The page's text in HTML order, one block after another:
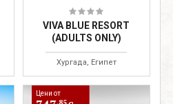
VIVA BLUE RESORT
(ADULTS ONLY)
Хургада, Египет
Цени от
.85